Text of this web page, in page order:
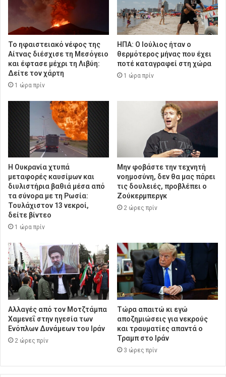
Το ηφαιστειακό νέφος της
Αίτνας διέσχισε τη Μεσόγειο
και έφτασε μέχρι τη Λιβύη:
Δείτε τον χάρτη
1 ώρα πρίν
ΗΠΑ: Ο Ιούλιος ήταν ο
θερμότερος μήνας που έχει
ποτέ καταγραφεί στη χώρα
1 ώρα πρίν
Η Ουκρανία χτυπά
μεταφορές καυσίμων και
διυλιστήρια βαθιά μέσα από
τα σύνορα με τη Ρωσία:
Τουλάχιστον 13 νεκροί,
δείτε βίντεο
1 ώρα πρίν
Μην φοβάστε την τεχνητή
νοημοσύνη, δεν θα μας πάρει
τις δουλειές, προβλέπει ο
Ζούκερμπεργκ
2 ώρες πρίν
Αλλαγές από τον Μοτζτάμπα
Χαμενεΐ στην ηγεσία των
Ενόπλων Δυνάμεων του Ιράν
2 ώρες πρίν
Τώρα απαιτώ κι εγώ
αποζημιώσεις για νεκρούς
και τραυματίες απαντά ο
Τραμπ στο Ιράν
3 ώρες πρίν